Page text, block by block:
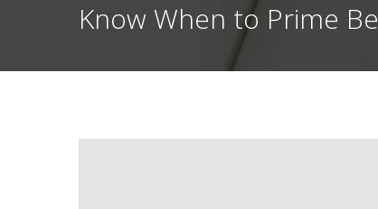
Know When to Prime